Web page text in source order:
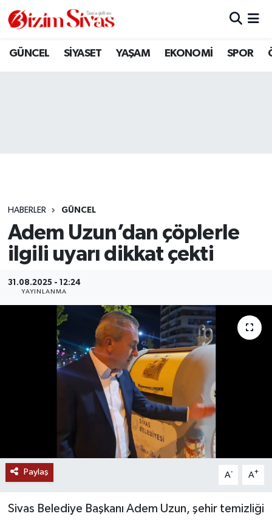
GÜNCEL SİYASET YAŞAM EKONOMİ SPOR
HABERLER GÜNCEL
Adem Uzun’dan çöplerle
ilgili uyarı dikkat çekti
31.08.2025 - 12:24
YAYINLANMA
Paylaş A- A+
Sivas Belediye Başkanı Adem Uzun, şehir temizliği
ARAMIZDAN AYRILANLAR
GÜNCEL
KÜLTÜR
MAGAZİN
ÖZEL HABER
RESMİ İLANLAR
SOSYAL YARDIMLAR
SPONSORLU YAZI
SPOR
Sivas Nöbetçi Eczaneler
Son Dakika Haberleri
Haber Arşivi